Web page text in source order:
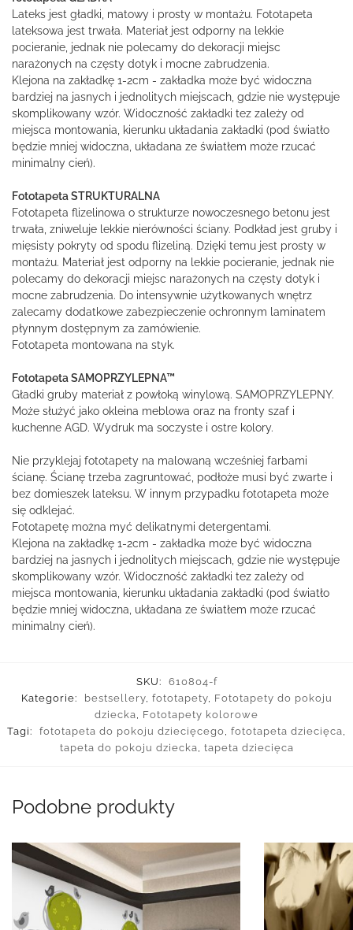
Lateks jest gładki, matowy i prosty w montażu. Fototapeta
lateksowa jest trwała. Materiał jest odporny na lekkie
pocieranie, jednak nie polecamy do dekoracji miejsc
narażonych na częsty dotyk i mocne zabrudzenia.
Klejona na zakładkę 1-2cm - zakładka może być widoczna
bardziej na jasnych i jednolitych miejscach, gdzie nie występuje
skomplikowany wzór. Widoczność zakładki tez zależy od
miejsca montowania, kierunku układania zakładki (pod światło
będzie mniej widoczna, układana ze światłem może rzucać
minimalny cień).
Fototapeta STRUKTURALNA
Fototapeta flizelinowa o strukturze nowoczesnego betonu jest
trwała, zniweluje lekkie nierówności ściany. Podkład jest gruby i
mięsisty pokryty od spodu flizeliną. Dzięki temu jest prosty w
montażu. Materiał jest odporny na lekkie pocieranie, jednak nie
polecamy do dekoracji miejsc narażonych na częsty dotyk i
mocne zabrudzenia. Do intensywnie użytkowanych wnętrz
zalecamy dodatkowe zabezpieczenie ochronnym laminatem
płynnym dostępnym za zamówienie.
Fototapeta montowana na styk.
Fototapeta SAMOPRZYLEPNA™
Gładki gruby materiał z powłoką winylową. SAMOPRZYLEPNY.
Może służyć jako okleina meblowa oraz na fronty szaf i
kuchenne AGD. Wydruk ma soczyste i ostre kolory.
Nie przyklejaj fototapety na malowaną wcześniej farbami
ścianę. Ścianę trzeba zagruntować, podłoże musi być zwarte i
bez domieszek lateksu. W innym przypadku fototapeta może
się odklejać.
Fototapetę można myć delikatnymi detergentami.
Klejona na zakładkę 1-2cm - zakładka może być widoczna
bardziej na jasnych i jednolitych miejscach, gdzie nie występuje
skomplikowany wzór. Widoczność zakładki tez zależy od
miejsca montowania, kierunku układania zakładki (pod światło
będzie mniej widoczna, układana ze światłem może rzucać
minimalny cień).
SKU:
610804-f
Kategorie:
bestsellery, fototapety, Fototapety do pokoju
dziecka, Fototapety kolorowe
Tagi:
fototapeta do pokoju dziecięcego, fototapeta dziecięca,
tapeta do pokoju dziecka, tapeta dziecięca
Podobne produkty